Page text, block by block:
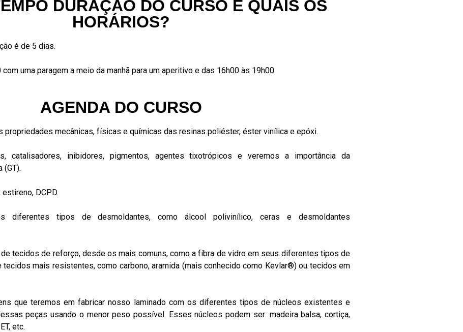
DURAÇÃO DO CURSO E QUAIS OS
HORÁRIOS?
é de 5 dias.
uma paragem a meio da manhã para um aperitivo e das 16h00 às 19h00.
AGENDA DO CURSO
propriedades mecânicas, físicas e químicas das resinas poliéster, éster vinílica e epóxi.
catalisadores, inibidores, pigmentos, agentes tixotrópicos e veremos a importância da
(GT).
DCPD.
diferentes tipos de desmoldantes, como álcool polivinílico, ceras e desmoldantes
tecidos de reforço, desde os mais comuns, como a fibra de vidro em seus diferentes tipos de
mais resistentes, como carbono, aramida (mais conhecido como Kevlar®) ou tecidos em
que teremos em fabricar nosso laminado com os diferentes tipos de núcleos existentes e
peças usando o menor peso possível. Esses núcleos podem ser: madeira balsa, cortiça,
etc.